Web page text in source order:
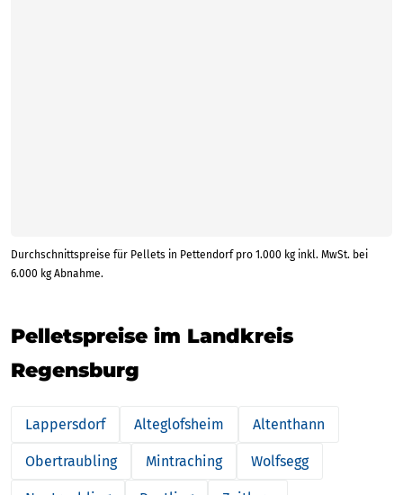
Durchschnittspreise für Pellets in Pettendorf pro 1.000 kg inkl. MwSt. bei
6.000 kg Abnahme.
Pelletspreise im Landkreis
Regensburg
Lappersdorf Alteglofsheim Altenthann
Obertraubling Mintraching Wolfsegg